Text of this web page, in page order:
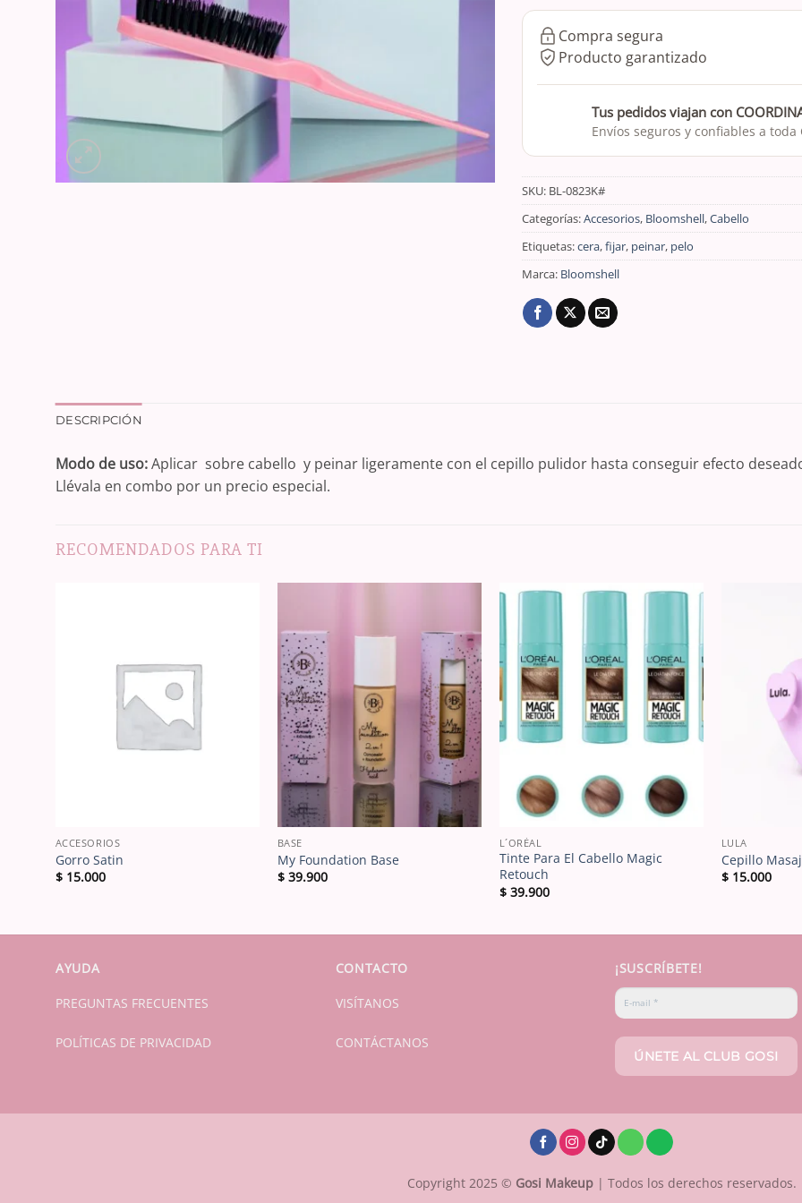
Compra segura
Producto garantizado
Tus pedidos viajan con
Envíos seguros y confiables a toda
SKU: BL-0823K#
Categorías:Accesorios, Bloomshell,Cabello
Etiquetas:cera,fijar, peinar, pelo
Marca: Bloomshell
DESCRIPCIÓN
Modo de uso:Aplicar sobre cabello y peinar ligeramente con el cepillo pulidor hasta conseguir efecto
Llévala en combo por un precio especial.
RECOMENDADOS PARA TI
ACCESORIOS
Gorro Satin
$15.000
BASE
My Foundation Base
$39.900
L´ORÉAL
Tinte Para El Cabello Magic
Retouch
$39.900
LULA
Cepillo
$15.000
AYUDA
PREGUNTAS FRECUENTES
POLÍTICAS DE PRIVACIDAD
CONTACTO
VISÍTANOS
CONTÁCTANOS
¡SUSCRÍBETE!
Copyright 2025 © Gosi Makeup | Todos los derechos reservados.